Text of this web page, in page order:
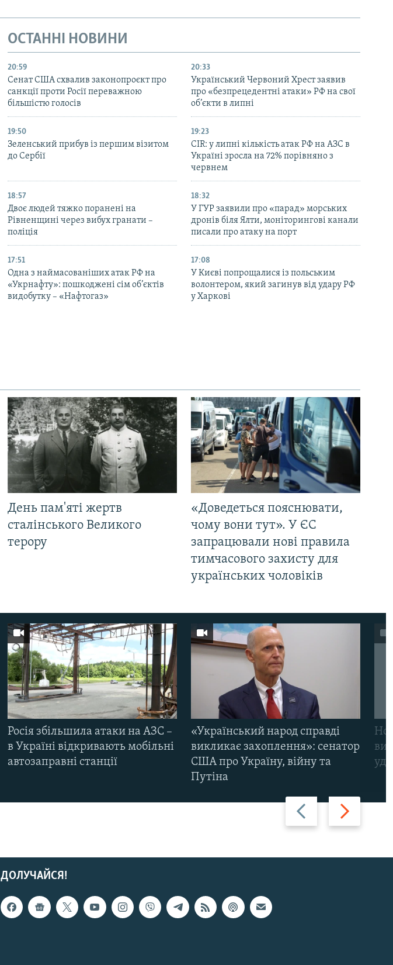
ОСТАННІ НОВИНИ
20:59
Cенат США схвалив законопроєкт про
санкції проти Росії переважною
більшістю голосів
20:33
Український Червоний Хрест заявив
про «безпрецедентні атаки» РФ на свої
об’єкти в липні
19:50
Зеленський прибув із першим візитом
до Сербії
19:23
CIR: у липні кількість атак РФ на АЗС в
Україні зросла на 72% порівняно з
червнем
18:57
Двоє людей тяжко поранені на
Рівненщині через вибух гранати –
поліція
18:32
У ГУР заявили про «парад» морських
дронів біля Ялти, моніторингові канали
писали про атаку на порт
17:51
Одна з наймасованіших атак РФ на
«Укрнафту»: пошкоджені сім об’єктів
видобутку – «Нафтогаз»
17:08
У Києві попрощалися із польським
волонтером, який загинув від удару РФ
у Харкові
День пам'яті жертв
сталінського Великого
терору
«Доведеться пояснювати,
чому вони тут». У ЄС
запрацювали нові правила
тимчасового захисту для
українських чоловіків
Назад Вперед
Росія збільшила атаки на АЗС –
в Україні відкривають мобільні
автозаправні станції
«Український народ справді
викликає захоплення»: сенатор
США про Україну, війну та
Путіна
ДОЛУЧАЙСЯ!